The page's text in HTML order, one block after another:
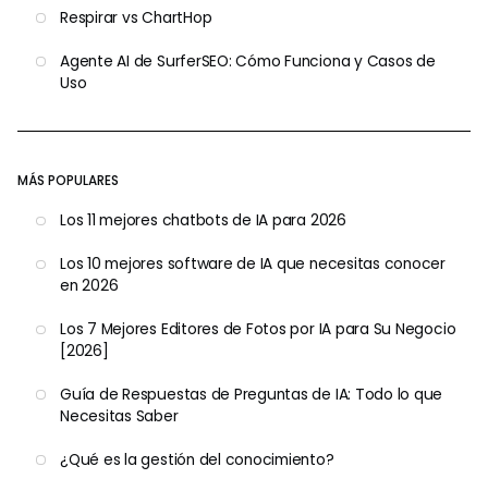
Respirar vs ChartHop
Agente AI de SurferSEO: Cómo Funciona y Casos de
Uso
MÁS POPULARES
Los 11 mejores chatbots de IA para 2026
Los 10 mejores software de IA que necesitas conocer
en 2026
Los 7 Mejores Editores de Fotos por IA para Su Negocio
[2026]
Guía de Respuestas de Preguntas de IA: Todo lo que
Necesitas Saber
¿Qué es la gestión del conocimiento?